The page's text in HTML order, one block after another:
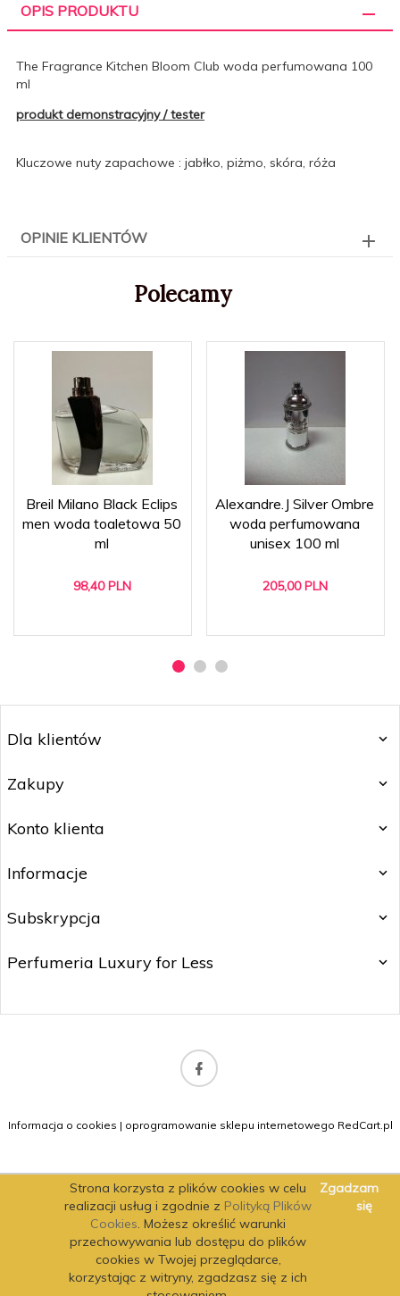
OPIS PRODUKTU
The Fragrance Kitchen Bloom Club woda perfumowana 100
ml
produkt demonstracyjny / tester
Kluczowe nuty zapachowe : jabłko, piżmo, skóra, róża
OPINIE KLIENTÓW
Polecamy
Breil Milano Black Eclips
men woda toaletowa 50
ml
98,40 PLN
Alexandre.J Silver Ombre
woda perfumowana
unisex 100 ml
205,00 PLN
Dla klientów
Zakupy
Konto klienta
Informacje
Subskrypcja
Perfumeria Luxury for Less
Informacja o cookies | oprogramowanie sklepu internetowego RedCart.pl
Strona korzysta z plików cookies w celu
realizacji usług i zgodnie z Polityką Plików
Cookies . Możesz określić warunki
przechowywania lub dostępu do plików
cookies w Twojej przeglądarce,
korzystając z witryny, zgadzasz się z ich
Zgadzam
się